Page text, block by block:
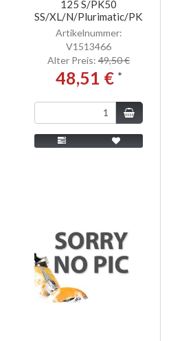
125 S/PK50
SS/XL/N/Plurimatic/PK...
Artikelnummer:
V1513466
Alter Preis: 49,50 €
48,51 € *